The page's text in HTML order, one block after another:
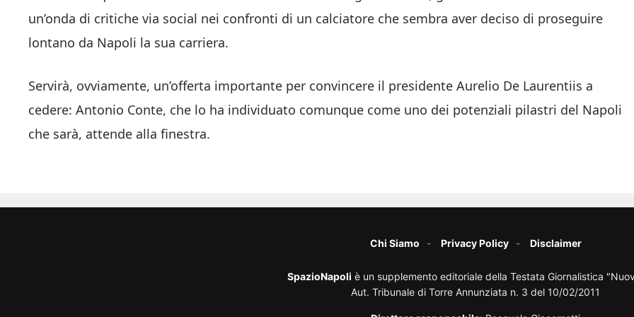
un’onda di critiche via social nei confronti di un calciatore che sembra aver deciso di proseguire
lontano da Napoli la sua carriera.
Servirà, ovviamente, un’offerta importante per convincere il presidente Aurelio De Laurentiis a
cedere: Antonio Conte, che lo ha individuato comunque come uno dei potenziali pilastri del Napoli
che sarà, attende alla finestra.
Chi Siamo Privacy Policy Disclaimer
SpazioNapoli è un supplemento editoriale della Testata Giornalistica
Aut. Tribunale di Torre Annunziata n. 3 del 10/02/2011